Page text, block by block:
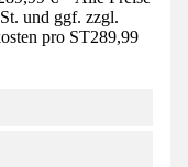
und ggf. zzgl.
pro ST289,99